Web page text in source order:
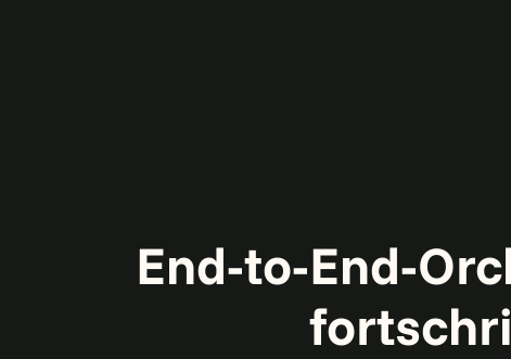
End-to-End-